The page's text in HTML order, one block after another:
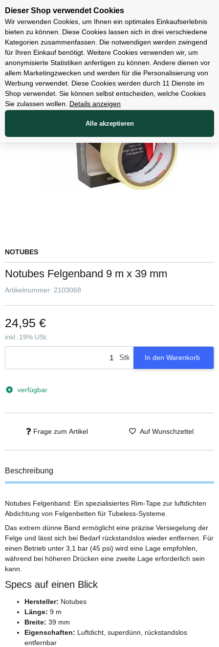
Unsere Filialen
Teile
NOTUBES
Notubes Felgenband 9 m x 39 mm
Artikelnummer: 2103068
24,95 €
inkl. 19% USt.
Stk In den Warenkorb
verfügbar
Frage zum Artikel Auf Wunschzettel
Beschreibung
Notubes Felgenband: Ein spezialisiertes Rim-Tape zur luftdichten
Abdichtung von Felgenbetten für Tubeless-Systeme.
Das extrem dünne Band ermöglicht eine präzise Versiegelung der
Felge und lässt sich bei Bedarf rückstandslos wieder entfernen. Für
einen Betrieb unter 3,1 bar (45 psi) wird eine Lage empfohlen,
während bei höheren Drücken eine zweite Lage erforderlich sein
kann.
Specs auf einen Blick
Hersteller: Notubes
Länge: 9 m
Breite: 39 mm
Eigenschaften: Luftdicht, superdünn, rückstandslos
entfernbar
Dieser Shop verwendet Cookies
Wir verwenden Cookies, um Ihnen ein optimales Einkaufserlebnis
bieten zu können. Diese Cookies lassen sich in drei verschiedene
Kategorien zusammenfassen. Die notwendigen werden zwingend
für Ihren Einkauf benötigt. Weitere Cookies verwenden wir, um
anonymisierte Statistiken anfertigen zu können. Andere dienen vor
allem Marketingzwecken und werden für die Personalisierung von
Werbung verwendet. Diese Cookies werden durch 11 Dienste im
Shop verwendet. Sie können selbst entscheiden, welche Cookies
Sie zulassen wollen.
Details anzeigen
Alle akzeptieren